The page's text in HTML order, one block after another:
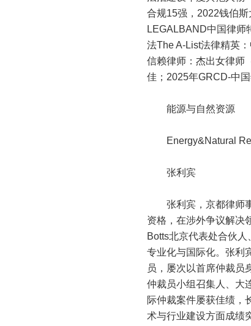
合规15强，2022钱伯
LEGALBAND中国律师
法The A-List法律精英
信赖律师：杰出女律师
佳；2025年GRCD-中
能源与自然资源
Energy&Natural
张利宾
张利宾，京都律师事
资格，在涉外争议解决
Botts北京代表处合伙
专业化与国际化。张利
员，屡次以首席仲裁员
仲裁员小组召集人、大
际仲裁案件屡获佳绩，
术与行业建设方面成绩